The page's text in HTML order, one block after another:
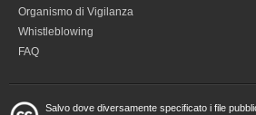
Organismo di Vigilanza
Whistleblowing
FAQ
Salvo dove diversamente specificato i file